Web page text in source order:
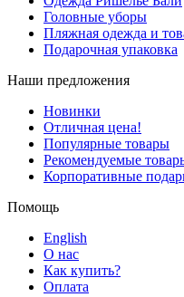
Головные уборы
Пляжная одежда и
Подарочная упаковка
Наши предложения
Новинки
Отличная цена!
Популярные товары
Рекомендуемые
Корпоративные
Помощь
English
О нас
Как купить?
Оплата